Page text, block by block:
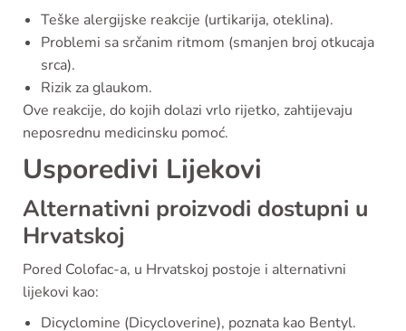
Teške alergijske reakcije (urtikarija, oteklina).
Problemi sa srčanim ritmom (smanjen broj otkucaja
srca).
Rizik za glaukom.
Ove reakcije, do kojih dolazi vrlo rijetko, zahtijevaju
neposrednu medicinsku pomoć.
Usporedivi Lijekovi
Alternativni proizvodi dostupni u
Hrvatskoj
Pored Colofac-a, u Hrvatskoj postoje i alternativni
lijekovi kao:
Dicyclomine (Dicycloverine), poznata kao Bentyl.